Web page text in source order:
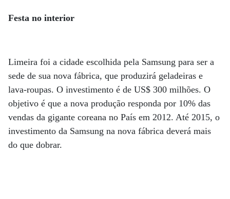
Festa no interior
Limeira foi a cidade escolhida pela Samsung para ser a
sede de sua nova fábrica, que produzirá geladeiras e
lava-roupas. O investimento é de US$ 300 milhões. O
objetivo é que a nova produção responda por 10% das
vendas da gigante coreana no País em 2012. Até 2015, o
investimento da Samsung na nova fábrica deverá mais
do que dobrar.